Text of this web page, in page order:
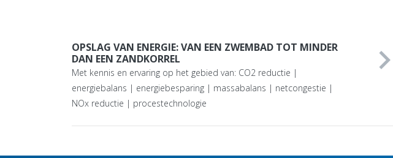
OPSLAG VAN ENERGIE: VAN EEN ZWEMBAD TOT MINDER
DAN EEN ZANDKORREL
Met kennis en ervaring op het gebied van: CO2 reductie |
energiebalans | energiebesparing | massabalans | netcongestie |
NOx reductie | procestechnologie
chevron_right